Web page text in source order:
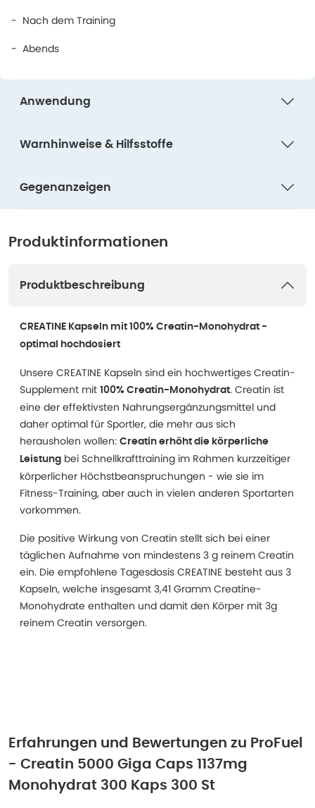
- Nach dem Training
- Abends
Anwendung
Warnhinweise & Hilfsstoffe
Gegenanzeigen
Produktinformationen
Produktbeschreibung
CREATINE Kapseln mit 100% Creatin-Monohydrat -
optimal hochdosiert
Unsere CREATINE Kapseln sind ein hochwertiges Creatin-
Supplement mit 100% Creatin-Monohydrat. Creatin ist
eine der effektivsten Nahrungsergänzungsmittel und
daher optimal für Sportler, die mehr aus sich
herausholen wollen: Creatin erhöht die körperliche
Leistung bei Schnellkrafttraining im Rahmen kurzzeitiger
körperlicher Höchstbeanspruchungen - wie sie im
Fitness-Training, aber auch in vielen anderen Sportarten
vorkommen.
Die positive Wirkung von Creatin stellt sich bei einer
täglichen Aufnahme von mindestens 3 g reinem Creatin
ein. Die empfohlene Tagesdosis CREATINE besteht aus 3
Kapseln, welche insgesamt 3,41 Gramm Creatine-
Monohydrate enthalten und damit den Körper mit 3g
reinem Creatin versorgen.
Erfahrungen und Bewertungen zu ProFuel
- Creatin 5000 Giga Caps 1137mg
Monohydrat 300 Kaps 300 St